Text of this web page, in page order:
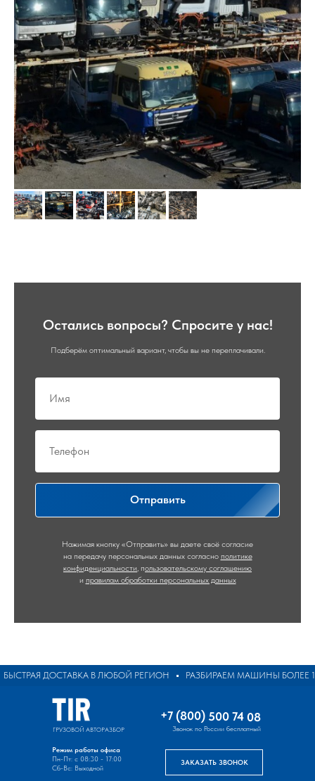
Остались вопросы? Спросите у нас!
Подберём оптимальный вариант, чтобы вы не переплачивали.
Отправить
Нажимая кнопку «Отправить» вы даете своё согласие
на передачу персональных данных согласно политике
конфиденциальности, пользовательскому соглашению
и правилам обработки персональных данных
ДОСТАВКА В ЛЮБОЙ РЕГИОН РАЗБИРАЕМ МАШИНЫ БОЛЕЕ 10
Режим работы офиса
Пн-Пт: с 08:30 - 17:00
Сб-Вс: Выходной
ГРУЗОВОЙ АВТОРАЗБОР Звонок по России бесплатный
+7 (800) 500 74 08
ЗАКАЗАТЬ ЗВОНОК